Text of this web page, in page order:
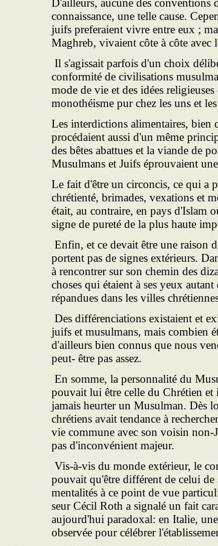
D'ailleurs, aucune des
connaissance, une telle cause.
juifs preferaient vivre entre eux ;
Maghreb, vivaient côte à côte avec
Il s'agissait parfois d'un choix
conformité de civilisations
mode de vie et des idées
monothéisme pur chez les uns et
Les interdictions alimentaires, bien
procédaient aussi d'un même
des bêtes abattues et la viande de
Musulmans et Juifs éprouvaient
Le fait d'être un circoncis, ce qui a
chrétienté, brimades, vexations et
était, au contraire, en pays d'Islam
signe de pureté de la plus haute
Enfin, et ce devait être une raison
portent pas de signes extérieurs.
à rencontrer sur son chemin des
choses qui étaient à ses yeux
répandues dans les villes
Des différenciations existaient et
juifs et musulmans, mais combien
d'ailleurs bien connus que nous
peut- être pas assez.
En somme, la personnalité du
pouvait lui être celle du Chrétien
jamais heurter un Musulman. Dès
chrétiens avait ten­dance à
vie commune avec son voisin
pas d'inconvénient majeur.
Vis-à-vis du monde extérieur, le
pouvait qu'être différent de celui
mentalités à ce point de vue
seur Cécil Roth a signalé un fait
aujourd'hui paradoxal: en Italie,
observée pour célébrer